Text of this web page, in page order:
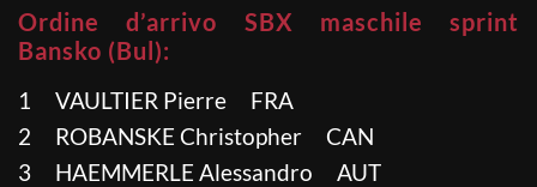
Ordine d’arrivo SBX maschile sprint
Bansko (Bul):
1 VAULTIER Pierre FRA
2 ROBANSKE Christopher CAN
3 HAEMMERLE Alessandro AUT